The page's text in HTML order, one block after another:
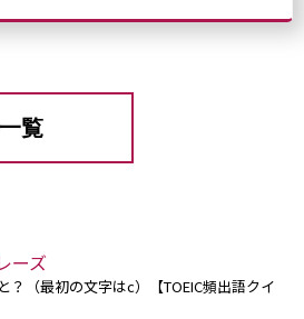
一覧
ーズ
？（最初の文字はc）【TOEIC頻出語クイ